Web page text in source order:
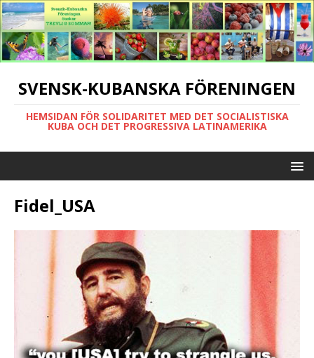
SVENSK-KUBANSKA FÖRENINGEN
HEMSIDAN FÖR SOLIDARITET MED DET SOCIALISTISKA
KUBA OCH DET PROGRESSIVA LATINAMERIKA
Fidel_USA